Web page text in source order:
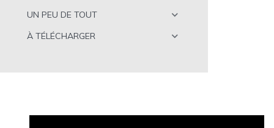
UN PEU DE TOUT
À TÉLÉCHARGER